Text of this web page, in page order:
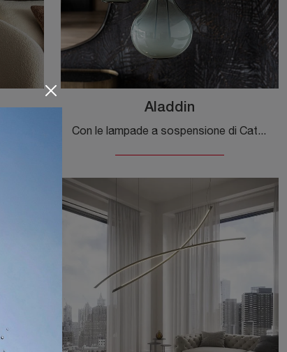
Aladdin
Con le lampade a sospensione di Cattelan Italia potrai arricchire i tuoi interni: clicca e scopri Aladdin!